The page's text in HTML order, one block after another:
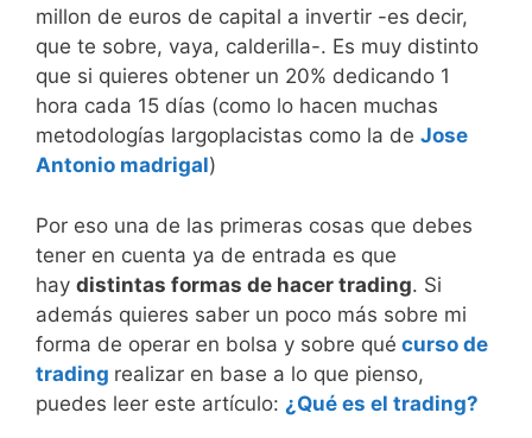
millon de euros de capital a invertir -es decir,
que te sobre, vaya, calderilla-. Es muy distinto
que si quieres obtener un 20% dedicando 1
hora cada 15 días (como lo hacen muchas
metodologías largoplacistas como la de Jose
Antonio madrigal)
Por eso una de las primeras cosas que debes
tener en cuenta ya de entrada es que
hay distintas formas de hacer trading. Si
además quieres saber un poco más sobre mi
forma de operar en bolsa y sobre qué curso de
trading realizar en base a lo que pienso,
puedes leer este artículo: ¿Qué es el trading?